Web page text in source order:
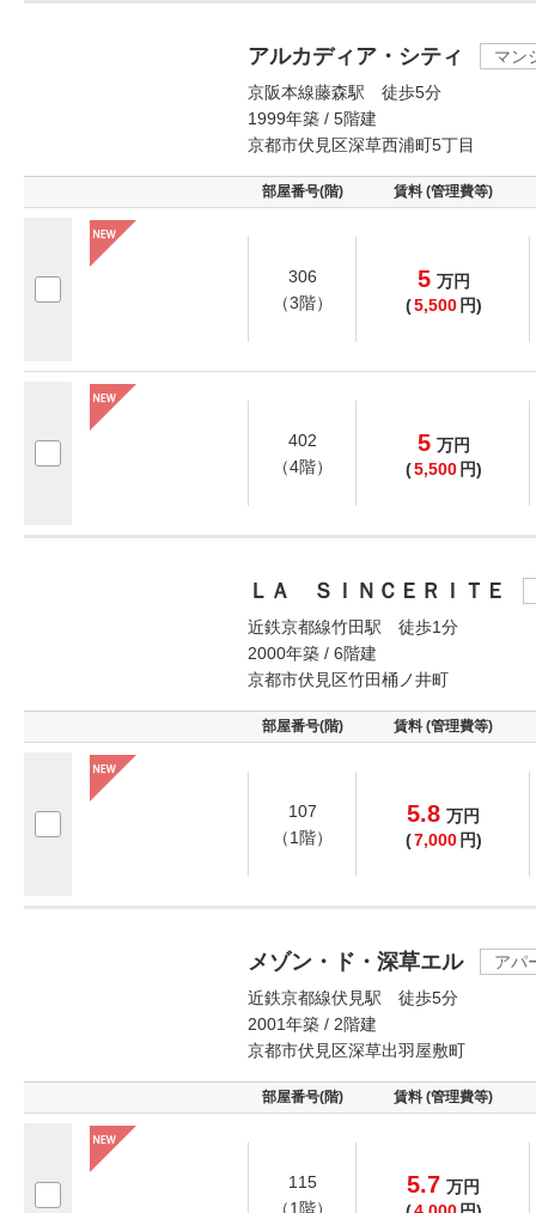
アルカディア・シティ
マン
京阪本線藤森駅 徒歩5分
1999年築 / 5階建
京都市伏見区深草西浦町5丁目
部屋番号(階) 賃料 (管理費等)
306
（3階）
5 万円
(5,500 円)
402
（4階）
5 万円
(5,500 円)
ＬＡ ＳＩＮＣＥＲＩＴＥ
近鉄京都線竹田駅 徒歩1分
2000年築 / 6階建
京都市伏見区竹田桶ノ井町
部屋番号(階) 賃料 (管理費等)
107
（1階）
5.8 万円
(7,000 円)
メゾン・ド・深草エル
アパ
近鉄京都線伏見駅 徒歩5分
2001年築 / 2階建
京都市伏見区深草出羽屋敷町
部屋番号(階) 賃料 (管理費等)
115
（1階）
5.7 万円